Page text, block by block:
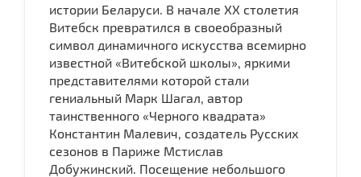
истории Беларуси. В начале XX столетия
Витебск превратился в своеобразный
символ динамичного искусства всемирно
известной «Витебской школы», яркими
представителями которой стали
гениальный Марк Шагал, автор
таинственного «Черного квадрата»
Константин Малевич, создатель Русских
сезонов в Париже Мстислав
Добужинский. Посещение небольшого